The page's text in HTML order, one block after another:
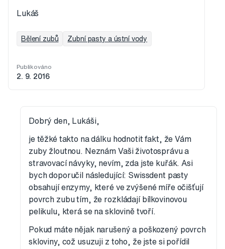
Lukáš
Bělení zubů Zubní pasty a ústní vody
Publikováno
2. 9. 2016
Dobrý den, Lukáši,
je těžké takto na dálku hodnotit fakt, že Vám
zuby žloutnou. Neznám Vaši životosprávu a
stravovací návyky, nevím, zda jste kuřák. Asi
bych doporučil následující: Swissdent pasty
obsahují enzymy, které ve zvýšené míře očišťují
povrch zubu tím, že rozkládají bílkovinovou
pelikulu, která se na sklovině tvoří.
Pokud máte nějak narušený a poškozený povrch
skloviny, což usuzuji z toho, že jste si pořídil